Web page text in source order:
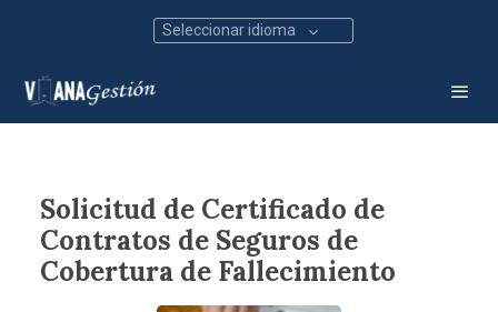
Seleccionar idioma
Solicitud de Certificado de
Contratos de Seguros de
Cobertura de Fallecimiento